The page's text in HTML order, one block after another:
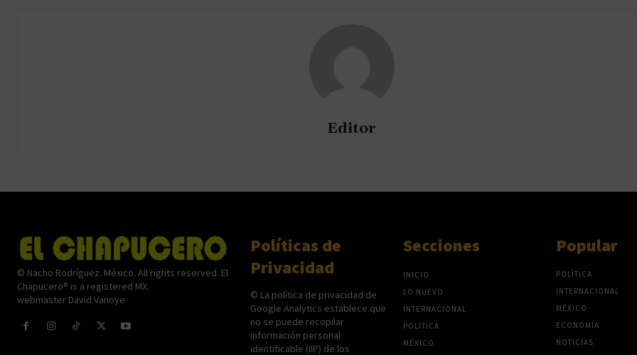
Editor
© Nacho Rodríguez. México. All rights reserved. El
Chapucero® is a registered MX.
webmaster David Vanoye
Políticas de
Privacidad
© La política de privacidad de
Google Analytics establece que
no se puede recopilar
información personal
identificable (IIP) de los
Secciones
INICIO
LO NUEVO
INTERNACIONAL
POLÍTICA
MÉXICO
Popular
POLÍTICA
INTERNACIONAL
MÉXICO
ECONOMÍA
NOTICIAS